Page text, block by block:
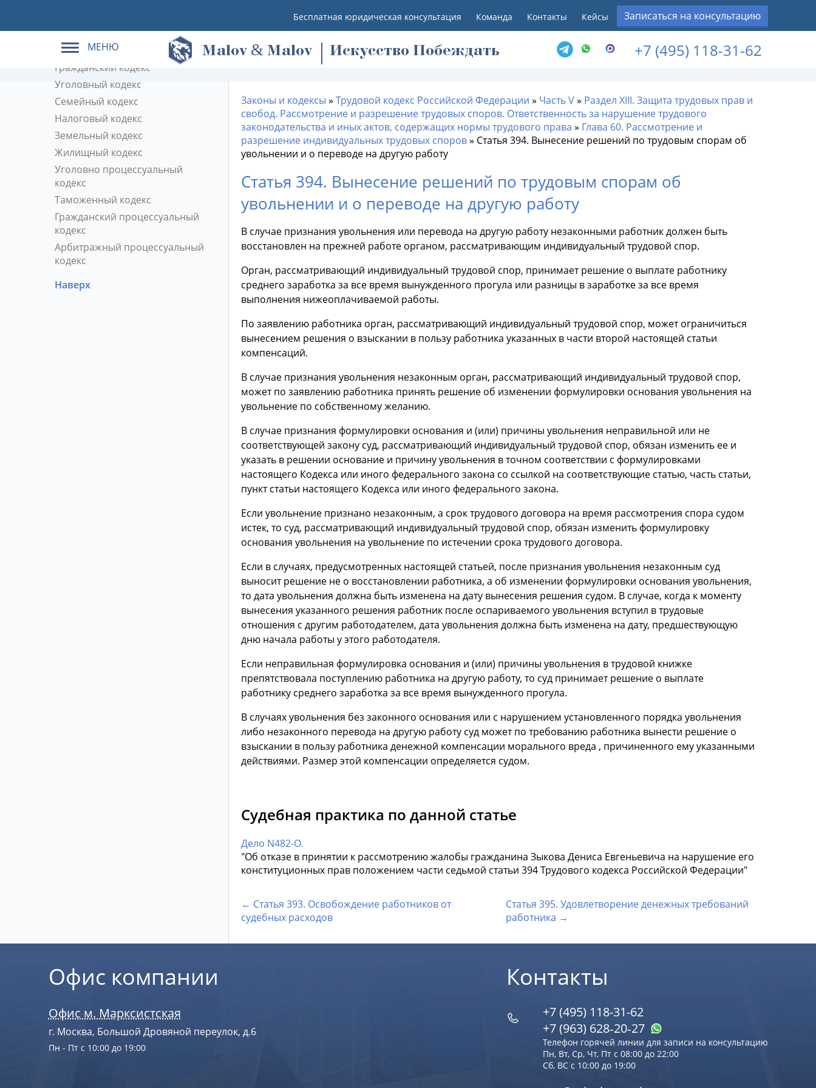
Бесплатная юридическая консультация Команда Контакты Кейсы Записаться на консультацию
МЕНЮ Malov & Malov Искусство Побеждать +7 (495) 118-31-62
Трудовой кодекс
Гражданский кодекс
Уголовный кодекс
Семейный кодекс
Налоговый кодекс
Земельный кодекс
Жилищный кодекс
Уголовно процессуальный
кодекс
Таможенный кодекс
Гражданский процессуальный
кодекс
Арбитражный процессуальный
кодекс
Наверх
Законы и кодексы » Трудовой кодекс Российской Федерации » Часть V» Раздел XIII. Защита трудовых прав и
свобод. Рассмотрение и разрешение трудовых споров. Ответственность за нарушение трудового
законодательства и иных актов, содержащих нормы трудового права » Глава 60. Рассмотрение и
разрешение индивидуальных трудовых споров» Статья 394. Вынесение решений по трудовым спорам об
увольнении и о переводе на другую работу
Статья 394. Вынесение решений по трудовым спорам об
увольнении и о переводе на другую работу
В случае признания увольнения или перевода на другую работу незаконными работник должен быть
восстановлен на прежней работе органом, рассматривающим индивидуальный трудовой спор.
Орган, рассматривающий индивидуальный трудовой спор, принимает решение о выплате работнику
среднего заработка за все время вынужденного прогула или разницы в заработке за все время
выполнения нижеоплачиваемой работы.
По заявлению работника орган, рассматривающий индивидуальный трудовой спор, может ограничиться
вынесением решения о взыскании в пользу работника указанных в части второй настоящей статьи
компенсаций.
В случае признания увольнения незаконным орган, рассматривающий индивидуальный трудовой спор,
может по заявлению работника принять решение об изменении формулировки основания увольнения на
увольнение по собственному желанию.
В случае признания формулировки основания и (или) причины увольнения неправильной или не
соответствующей закону суд, рассматривающий индивидуальный трудовой спор, обязан изменить ее и
указать в решении основание и причину увольнения в точном соответствии с формулировками
настоящего Кодекса или иного федерального закона со ссылкой на соответствующие статью, часть статьи,
пункт статьи настоящего Кодекса или иного федерального закона.
Если увольнение признано незаконным, а срок трудового договора на время рассмотрения спора судом
истек, то суд, рассматривающий индивидуальный трудовой спор, обязан изменить формулировку
основания увольнения на увольнение по истечении срока трудового договора.
Если в случаях, предусмотренных настоящей статьей, после признания увольнения незаконным суд
выносит решение не о восстановлении работника, а об изменении формулировки основания увольнения,
то дата увольнения должна быть изменена на дату вынесения решения судом. В случае, когда к моменту
вынесения указанного решения работник после оспариваемого увольнения вступил в трудовые
отношения с другим работодателем, дата увольнения должна быть изменена на дату, предшествующую
дню начала работы у этого работодателя.
Если неправильная формулировка основания и (или) причины увольнения в трудовой книжке
препятствовала поступлению работника на другую работу, то суд принимает решение о выплате
работнику среднего заработка за все время вынужденного прогула.
В случаях увольнения без законного основания или с нарушением установленного порядка увольнения
либо незаконного перевода на другую работу суд может по требованию работника вынести решение о
взыскании в пользу работника денежной компенсации морального вреда , причиненного ему указанными
действиями. Размер этой компенсации определяется судом.
Судебная практика по данной статье
Дело N482-О.
"Об отказе в принятии к рассмотрению жалобы гражданина Зыкова Дениса Евгеньевича на нарушение его
конституционных прав положением части седьмой статьи 394 Трудового кодекса Российской Федерации"
← Статья 393. Освобождение работников от
судебных расходов
Статья 395. Удовлетворение денежных требований
работника →
Офис компании
Офис м. Марксистская
г. Москва, Большой Дровяной переулок, д.6
Пн - Пт с 10:00 до 19:00
Контакты
+7 (495) 118-31-62
+7 (963) 628‑20‑27
Телефон горячей линии для записи на консультацию
Пн, Вт, Ср, Чт, Пт с 08:00 до 22:00
Сб, ВС с 10:00 до 19:00